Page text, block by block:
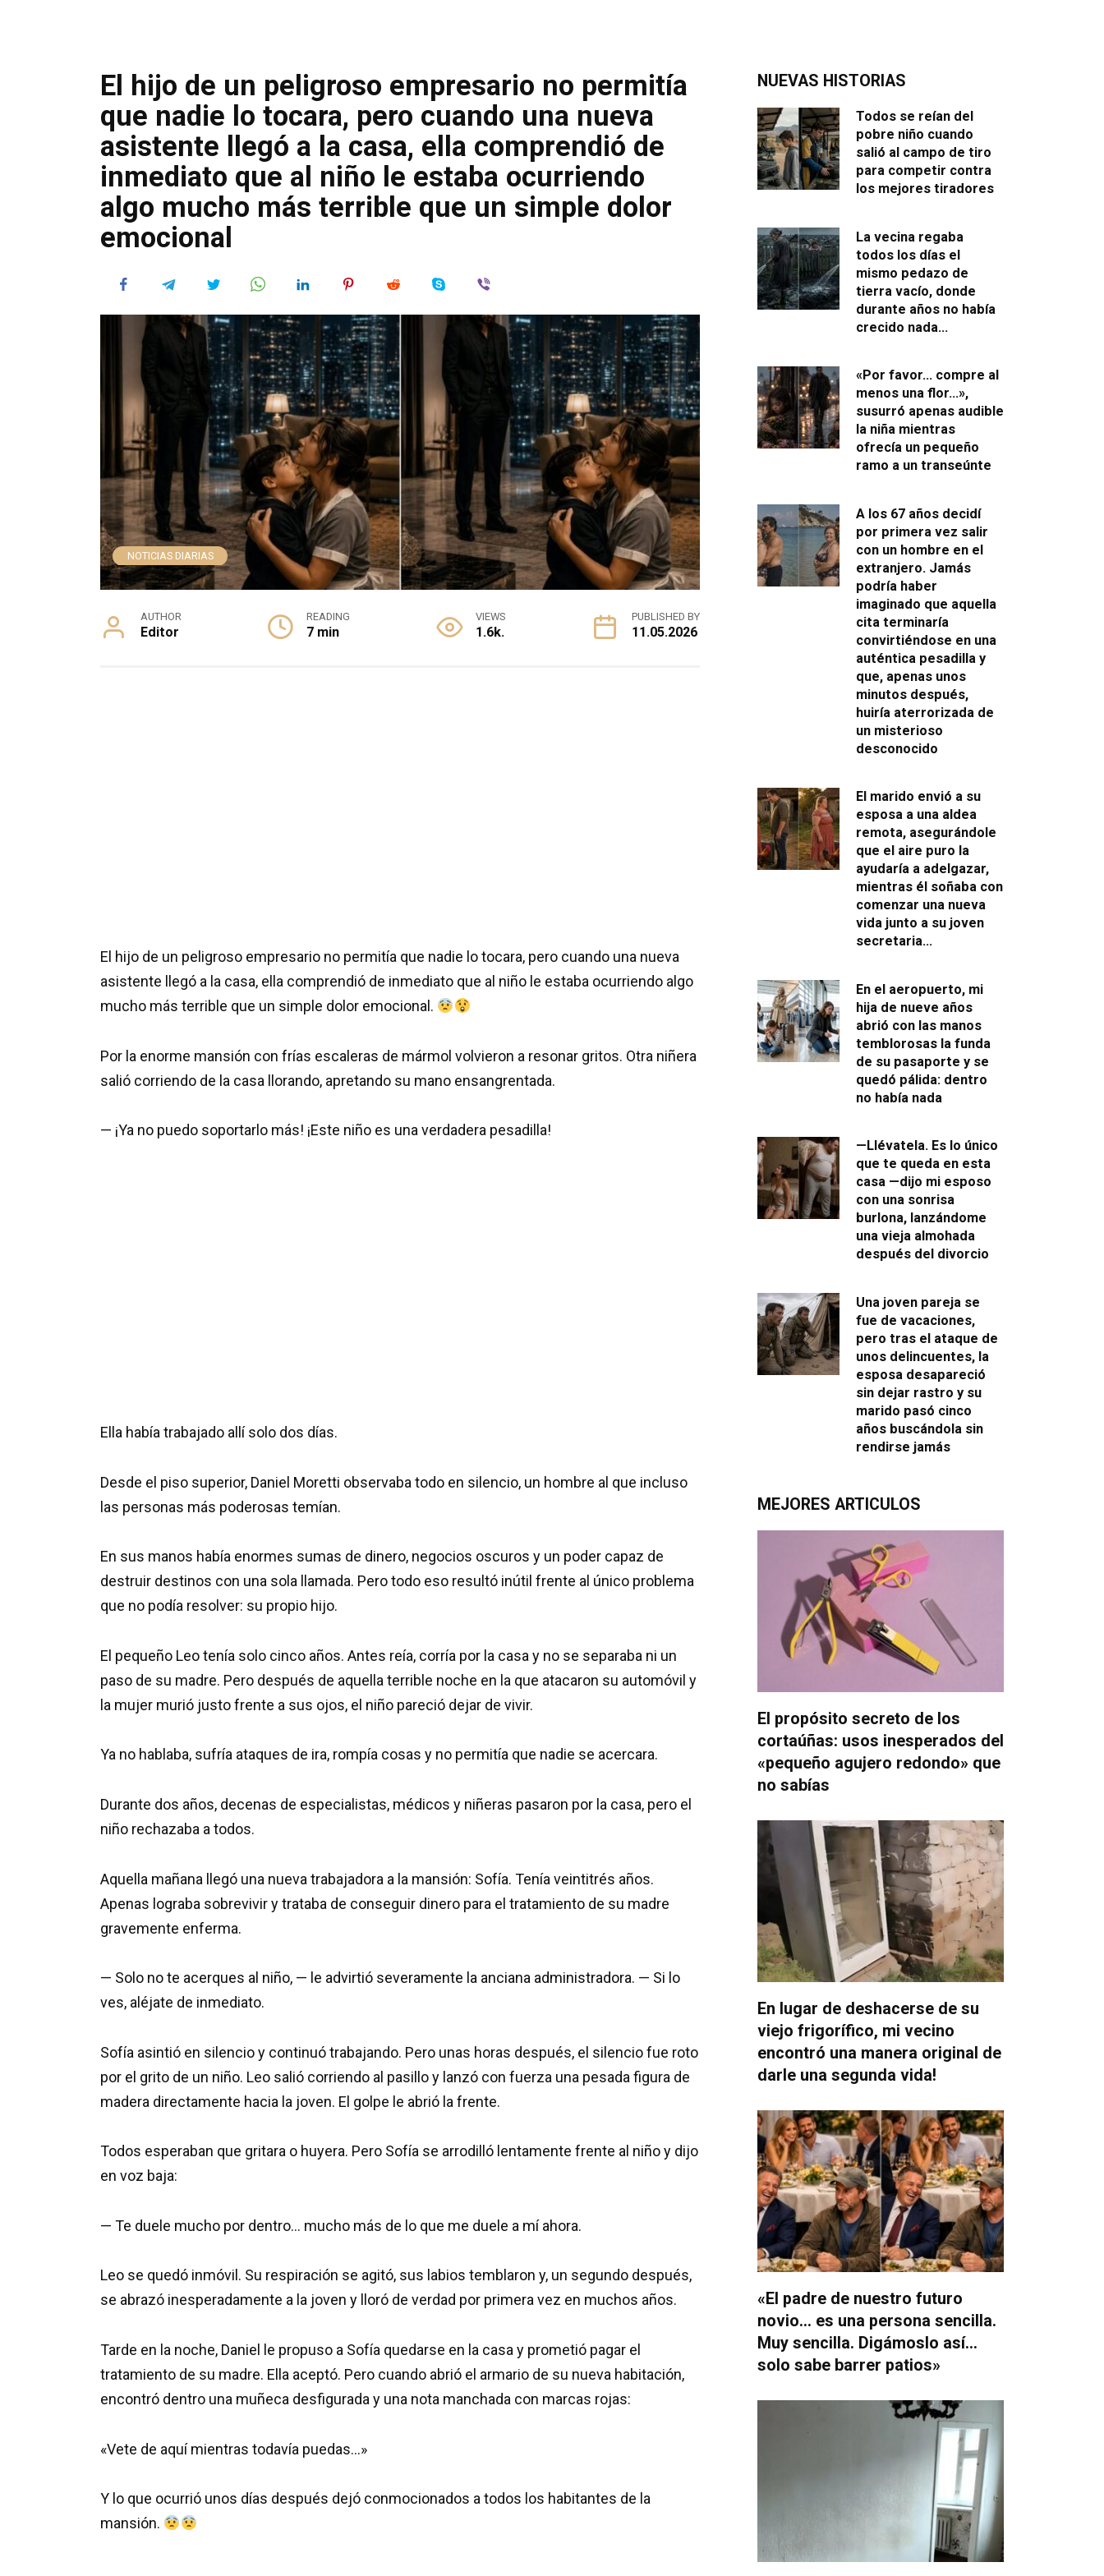
El hijo de un peligroso empresario no permitía
que nadie lo tocara, pero cuando una nueva
asistente llegó a la casa, ella comprendió de
inmediato que al niño le estaba ocurriendo
algo mucho más terrible que un simple dolor
emocional
NOTICIAS DIARIAS
AUTHOR
Editor
READING
7 min
VIEWS
1.6k.
PUBLISHED BY
11.05.2026
El hijo de un peligroso empresario no permitía que nadie lo tocara, pero cuando una nueva
asistente llegó a la casa, ella comprendió de inmediato que al niño le estaba ocurriendo algo
mucho más terrible que un simple dolor emocional.
Por la enorme mansión con frías escaleras de mármol volvieron a resonar gritos. Otra niñera
salió corriendo de la casa llorando, apretando su mano ensangrentada.
— ¡Ya no puedo soportarlo más! ¡Este niño es una verdadera pesadilla!
Ella había trabajado allí solo dos días.
Desde el piso superior, Daniel Moretti observaba todo en silencio, un hombre al que incluso
las personas más poderosas temían.
En sus manos había enormes sumas de dinero, negocios oscuros y un poder capaz de
destruir destinos con una sola llamada. Pero todo eso resultó inútil frente al único problema
que no podía resolver: su propio hijo.
El pequeño Leo tenía solo cinco años. Antes reía, corría por la casa y no se separaba ni un
paso de su madre. Pero después de aquella terrible noche en la que atacaron su automóvil y
la mujer murió justo frente a sus ojos, el niño pareció dejar de vivir.
Ya no hablaba, sufría ataques de ira, rompía cosas y no permitía que nadie se acercara.
Durante dos años, decenas de especialistas, médicos y niñeras pasaron por la casa, pero el
niño rechazaba a todos.
Aquella mañana llegó una nueva trabajadora a la mansión: Sofía. Tenía veintitrés años.
Apenas lograba sobrevivir y trataba de conseguir dinero para el tratamiento de su madre
gravemente enferma.
— Solo no te acerques al niño, — le advirtió severamente la anciana administradora. — Si lo
ves, aléjate de inmediato.
Sofía asintió en silencio y continuó trabajando. Pero unas horas después, el silencio fue roto
por el grito de un niño. Leo salió corriendo al pasillo y lanzó con fuerza una pesada figura de
madera directamente hacia la joven. El golpe le abrió la frente.
Todos esperaban que gritara o huyera. Pero Sofía se arrodilló lentamente frente al niño y dijo
en voz baja:
— Te duele mucho por dentro… mucho más de lo que me duele a mí ahora.
Leo se quedó inmóvil. Su respiración se agitó, sus labios temblaron y, un segundo después,
se abrazó inesperadamente a la joven y lloró de verdad por primera vez en muchos años.
Tarde en la noche, Daniel le propuso a Sofía quedarse en la casa y prometió pagar el
tratamiento de su madre. Ella aceptó. Pero cuando abrió el armario de su nueva habitación,
encontró dentro una muñeca desfigurada y una nota manchada con marcas rojas:
«Vete de aquí mientras todavía puedas…»
Y lo que ocurrió unos días después dejó conmocionados a todos los habitantes de la
mansión.
NUEVAS HISTORIAS
Todos se reían del
pobre niño cuando
salió al campo de tiro
para competir contra
los mejores tiradores
La vecina regaba
todos los días el
mismo pedazo de
tierra vacío, donde
durante años no había
crecido nada…
«Por favor… compre al
menos una flor…»,
susurró apenas audible
la niña mientras
ofrecía un pequeño
ramo a un transeúnte
A los 67 años decidí
por primera vez salir
con un hombre en el
extranjero. Jamás
podría haber
imaginado que aquella
cita terminaría
convirtiéndose en una
auténtica pesadilla y
que, apenas unos
minutos después,
huiría aterrorizada de
un misterioso
desconocido
El marido envió a su
esposa a una aldea
remota, asegurándole
que el aire puro la
ayudaría a adelgazar,
mientras él soñaba con
comenzar una nueva
vida junto a su joven
secretaria…
En el aeropuerto, mi
hija de nueve años
abrió con las manos
temblorosas la funda
de su pasaporte y se
quedó pálida: dentro
no había nada
—Llévatela. Es lo único
que te queda en esta
casa —dijo mi esposo
con una sonrisa
burlona, lanzándome
una vieja almohada
después del divorcio
Una joven pareja se
fue de vacaciones,
pero tras el ataque de
unos delincuentes, la
esposa desapareció
sin dejar rastro y su
marido pasó cinco
años buscándola sin
rendirse jamás
MEJORES ARTICULOS
El propósito secreto de los
cortaúñas: usos inesperados del
«pequeño agujero redondo» que
no sabías
En lugar de deshacerse de su
viejo frigorífico, mi vecino
encontró una manera original de
darle una segunda vida!
«El padre de nuestro futuro
novio… es una persona sencilla.
Muy sencilla. Digámoslo así…
solo sabe barrer patios»